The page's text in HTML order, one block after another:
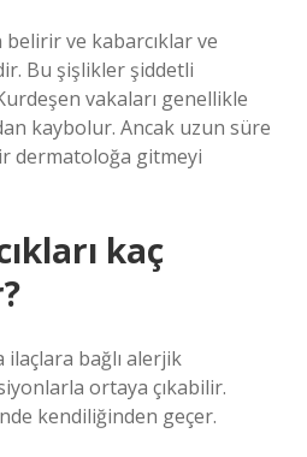
ve kabarcıklar ve
Bu şişlikler şiddetli
vakaları genellikle
kaybolur. Ancak uzun süre
dermatoloğa gitmeyi
kaç
ilaçlara bağlı alerjik
ortaya çıkabilir.
kendiliğinden geçer.